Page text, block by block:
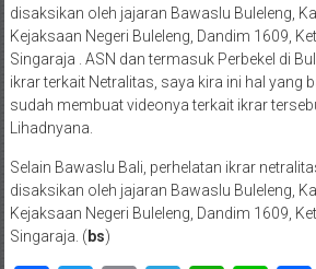
disaksikan oleh jajaran Bawaslu Buleleng,
Kejaksaan Negeri Buleleng, Dandim 1609,
Singaraja . ASN dan termasuk Perbekel di
ikrar terkait Netralitas, saya kira ini hal yang
sudah membuat videonya terkait ikrar
Lihadnyana.
Selain Bawaslu Bali, perhelatan ikrar
disaksikan oleh jajaran Bawaslu Buleleng,
Kejaksaan Negeri Buleleng, Dandim 1609,
Singaraja. ( bs)